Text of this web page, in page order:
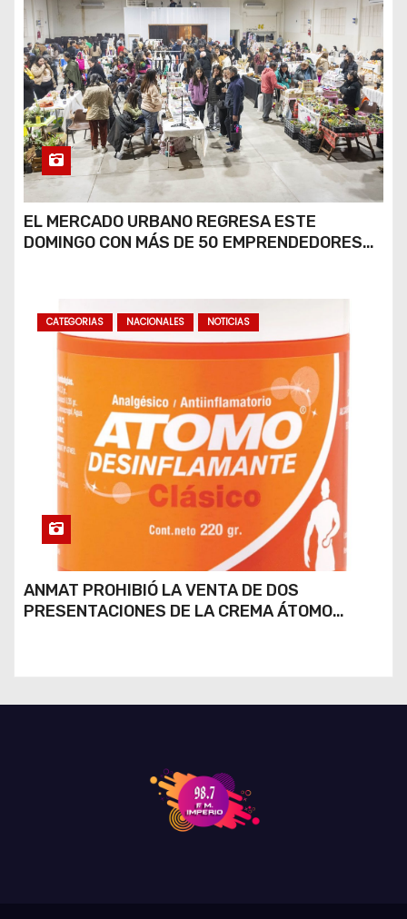
EL MERCADO URBANO REGRESA ESTE
DOMINGO CON MÁS DE 50 EMPRENDEDORES
CATEGORIAS NACIONALES NOTICIAS
ANMAT PROHIBIÓ LA VENTA DE DOS
PRESENTACIONES DE LA CREMA ÁTOMO